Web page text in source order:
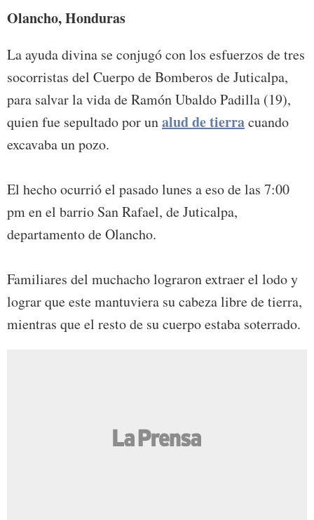
Olancho, Honduras
La ayuda divina se conjugó con los esfuerzos de tres
socorristas del Cuerpo de Bomberos de Juticalpa,
para salvar la vida de Ramón Ubaldo Padilla (19),
quien fue sepultado por unalud de tierracuando
excavaba un pozo.
El hecho ocurrió el pasado lunes a eso de las 7:00
pm en el barrio San Rafael, de Juticalpa,
departamento de Olancho.
Familiares del muchacho lograron extraer el lodo y
lograr que este mantuviera su cabeza libre de tierra,
mientras que el resto de su cuerpo estaba soterrado.